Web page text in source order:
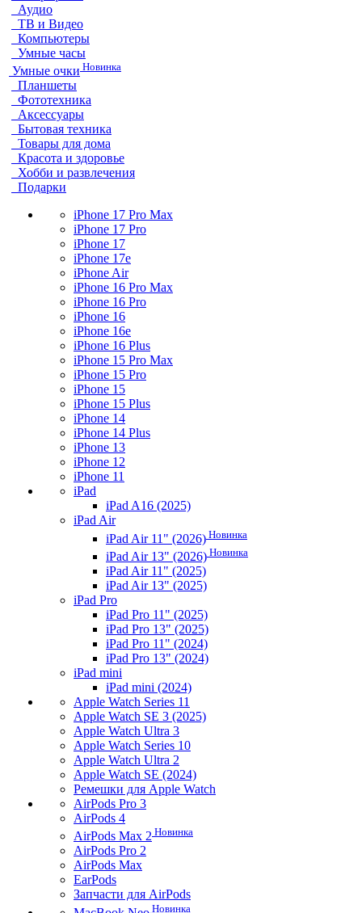
Аудио
ТВ и Видео
Компьютеры
Умные часы
Умные очки Новинка
Планшеты
Фототехника
Аксессуары
Бытовая техника
Товары для дома
Красота и здоровье
Хобби и развлечения
Подарки
iPhone 17 Pro Max
iPhone 17 Pro
iPhone 17
iPhone 17e
iPhone Air
iPhone 16 Pro Max
iPhone 16 Pro
iPhone 16
iPhone 16e
iPhone 16 Plus
iPhone 15 Pro Max
iPhone 15 Pro
iPhone 15
iPhone 15 Plus
iPhone 14
iPhone 14 Plus
iPhone 13
iPhone 12
iPhone 11
iPad
iPad A16 (2025)
iPad Air
iPad Air 11" (2026) Новинка
iPad Air 13" (2026) Новинка
iPad Air 11" (2025)
iPad Air 13" (2025)
iPad Pro
iPad Pro 11" (2025)
iPad Pro 13" (2025)
iPad Pro 11" (2024)
iPad Pro 13" (2024)
iPad mini
iPad mini (2024)
Apple Watch Series 11
Apple Watch SE 3 (2025)
Apple Watch Ultra 3
Apple Watch Series 10
Apple Watch Ultra 2
Apple Watch SE (2024)
Ремешки для Apple Watch
AirPods Pro 3
AirPods 4
AirPods Max 2 Новинка
AirPods Pro 2
AirPods Max
EarPods
Запчасти для AirPods
Новинка